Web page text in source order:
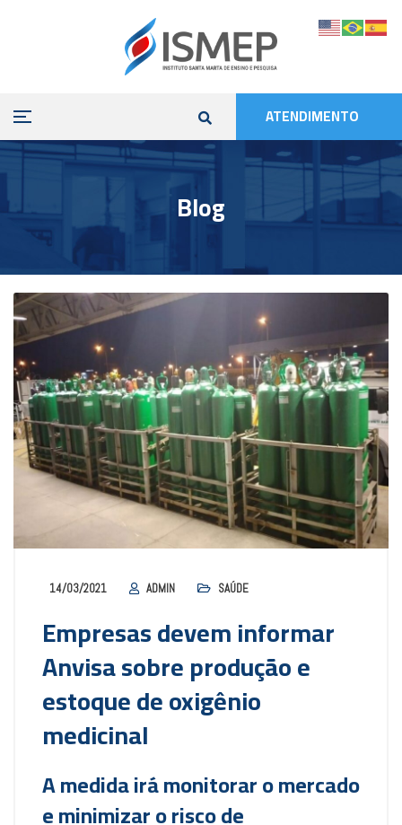
ATENDIMENTO
Blog
14/03/2021 ADMIN SAÚDE
Empresas devem informar
Anvisa sobre produção e
estoque de oxigênio
medicinal
A medida irá monitorar o mercado
e minimizar o risco de